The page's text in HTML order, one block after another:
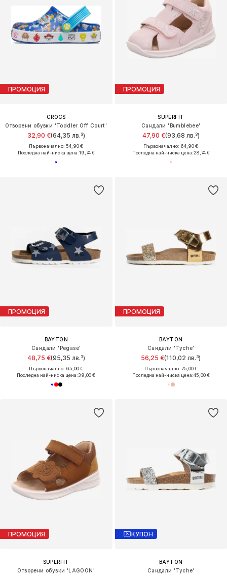
ПРОМОЦИЯ
CROCS
Отворени обувки 'Toddler Off Court'
32,90 €(64,35 лв.³)
Първоначално: 54,90 €
Последна най-ниска цена:19,74 €
ПРОМОЦИЯ
SUPERFIT
Сандали 'Bumblebee'
47,90 €(93,68 лв.³)
Първоначално: 64,90 €
Последна най-ниска цена:28,74 €
ПРОМОЦИЯ
BAYTON
Сандали 'Pegase'
48,75 €(95,35 лв.³)
Първоначално: 65,00 €
Последна най-ниска цена:39,00 €
ПРОМОЦИЯ
BAYTON
Сандали 'Tyche'
56,25 €(110,02 лв.³)
Първоначално: 75,00 €
Последна най-ниска цена:45,00 €
ПРОМОЦИЯ
SUPERFIT
Отворени обувки 'LAGOON'
КУПОН
BAYTON
Сандали 'Tyche'